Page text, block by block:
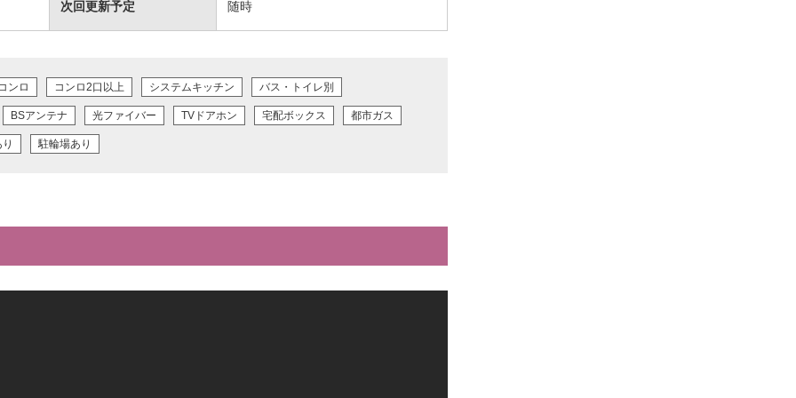
次回更新予定 随時
ンロ コンロ2口以上 システムキッチン バス・トイレ別
BSアンテナ 光ファイバー TVドアホン 宅配ボックス 都市ガス
駐輪場あり